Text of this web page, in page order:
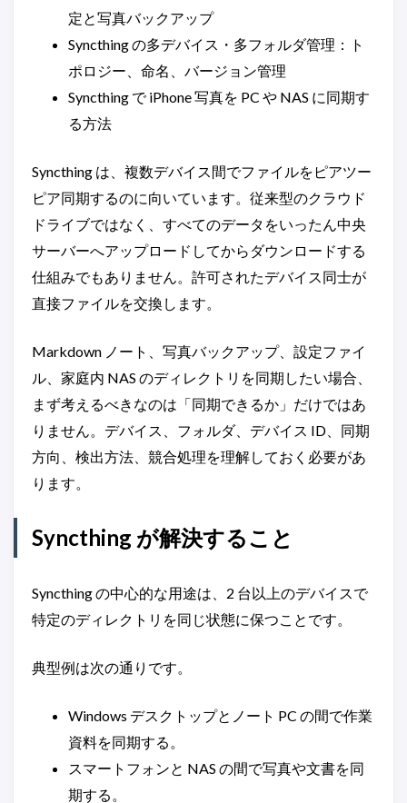
定と写真バックアップ
Syncthing の多デバイス・多フォルダ管理：ト
ポロジー、命名、バージョン管理
Syncthing で iPhone 写真を PC や NAS に同期す
る方法
Syncthing は、複数デバイス間でファイルをピアツー
ピア同期するのに向いています。従来型のクラウド
ドライブではなく、すべてのデータをいったん中央
サーバーへアップロードしてからダウンロードする
仕組みでもありません。許可されたデバイス同士が
直接ファイルを交換します。
Markdown ノート、写真バックアップ、設定ファイ
ル、家庭内 NAS のディレクトリを同期したい場合、
まず考えるべきなのは「同期できるか」だけではあ
りません。デバイス、フォルダ、デバイス ID、同期
方向、検出方法、競合処理を理解しておく必要があ
ります。
Syncthing が解決すること
Syncthing の中心的な用途は、2 台以上のデバイスで
特定のディレクトリを同じ状態に保つことです。
典型例は次の通りです。
Windows デスクトップとノート PC の間で作業
資料を同期する。
スマートフォンと NAS の間で写真や文書を同
期する。